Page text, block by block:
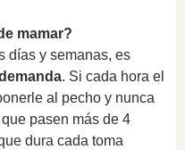
mamar?
días y semanas, es
. Si cada hora el
al pecho y nunca
pasen más de 4
dura cada toma